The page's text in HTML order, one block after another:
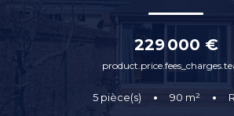
ESTIMATION
NOS AGENCES
BEAUVAIS
229 000 €
5pièce(s) • 90 m² •